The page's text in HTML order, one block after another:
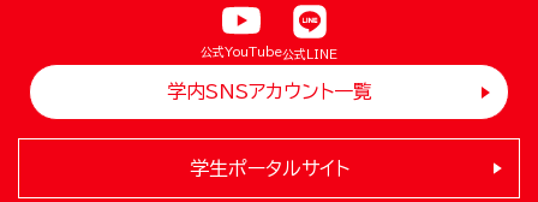
公式YouTube公式LINE
学内SNSアカウント一覧
学生ポータルサイト